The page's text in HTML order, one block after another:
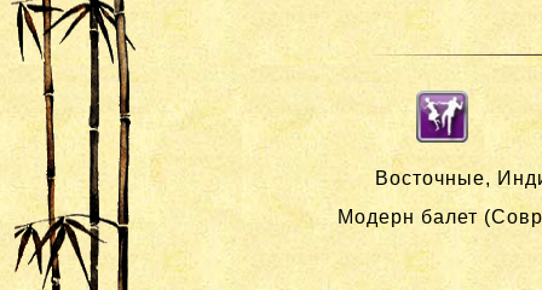
Восточные,
Модерн балет